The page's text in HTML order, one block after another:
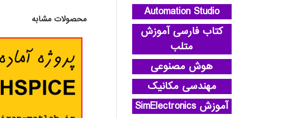
محصولات مشابه
Automation Studio
کتاب فارسی آموزش
متلب
هوش مصنوعی
مهندسی مکانیک
آموزش SimElectronics